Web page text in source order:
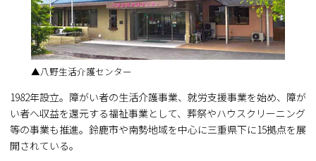
▲八野生活介護センター
1982年設立。障がい者の生活介護事業、就労支援事業を始め、障が
い者へ収益を還元する福祉事業として、葬祭やハウスクリーニング
等の事業も推進。鈴鹿市や南勢地域を中心に三重県下に15拠点を展
開されている。